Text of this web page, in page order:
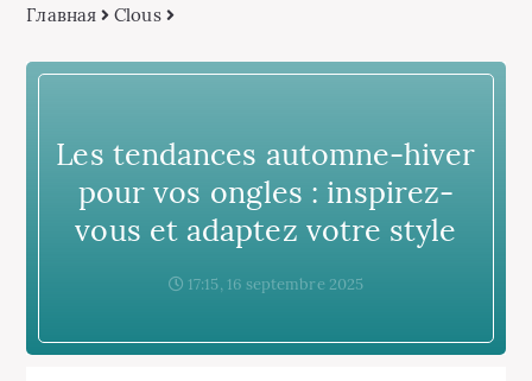
Главная Clous
Les tendances automne-hiver
pour vos ongles : inspirez-
vous et adaptez votre style
17:15, 16 septembre 2025